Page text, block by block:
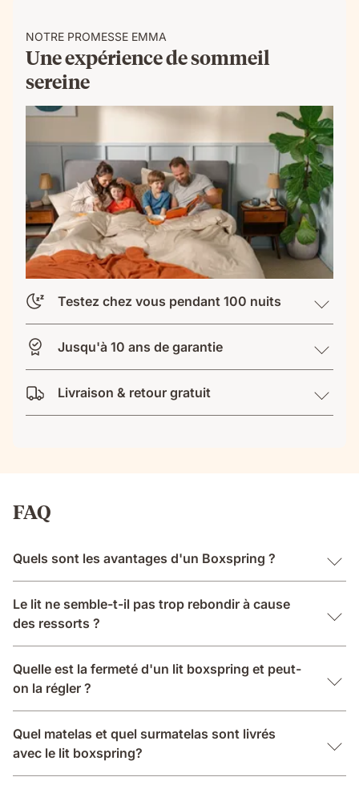
NOTRE PROMESSE EMMA
Une expérience de sommeil
sereine
Testez chez vous pendant 100 nuits
Jusqu'à 10 ans de garantie
Livraison & retour gratuit
FAQ
Quels sont les avantages d'un Boxspring ?
Le lit ne semble-t-il pas trop rebondir à cause
des ressorts ?
Quelle est la fermeté d'un lit boxspring et peut-
on la régler ?
Quel matelas et quel surmatelas sont livrés
avec le lit boxspring?